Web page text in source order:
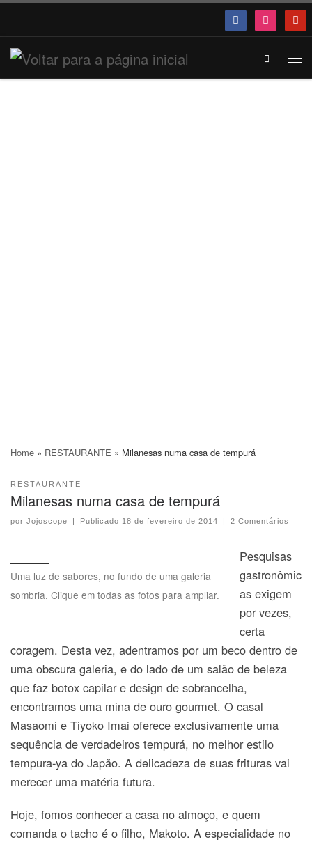
Search
Home » RESTAURANTE » Milanesas numa casa de tempurá
RESTAURANTE
Milanesas numa casa de tempurá
por Jojoscope | Publicado 18 de fevereiro de 2014 | 2 Comentários
Uma luz de sabores, no fundo de uma galeria
sombria. Clique em todas as fotos para ampliar.
Pesquisas
gastronômic
as exigem
por vezes,
certa
coragem. Desta vez, adentramos por um beco dentro de
uma obscura galeria, e do lado de um salão de beleza
que faz botox capilar e design de sobrancelha,
encontramos uma mina de ouro gourmet. O casal
Masaomi e Tiyoko Imai oferece exclusivamente uma
sequência de verdadeiros tempurá, no melhor estilo
tempura-ya do Japão. A delicadeza de suas frituras vai
merecer uma matéria futura.
Hoje, fomos conhecer a casa no almoço, e quem
comanda o tacho é o filho, Makoto. A especialidade no